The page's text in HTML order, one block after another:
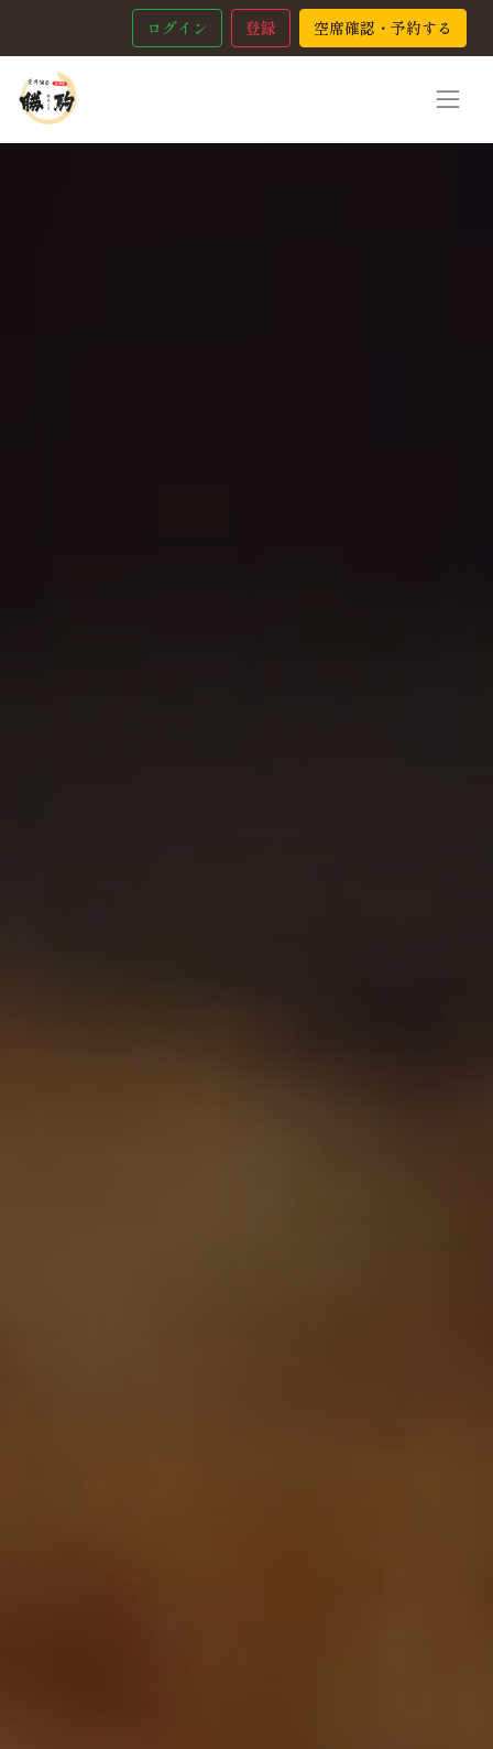
ログイン 登録 空席確認・予約する